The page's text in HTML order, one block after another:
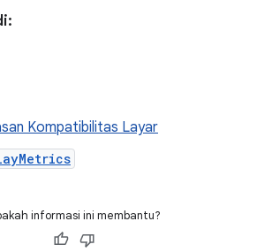
Kompatibilitas Layar
informasi ini membantu?